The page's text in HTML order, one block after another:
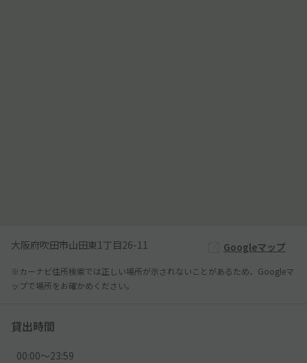
大阪府吹田市山田東1丁目26-11 Googleマップ
※カーナビ住所検索では正しい場所が示されないことがあるため、Googleマ
ップで場所をお確かめください。
貸出時間
00:00〜23:59